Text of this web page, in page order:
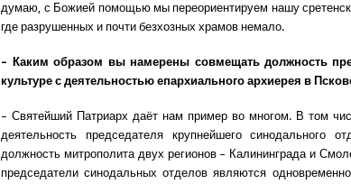
думаю, с Божией помощью мы переориентируем нашу
где разрушенных и почти безхозных храмов немало.
– Каким образом вы намерены совмещать должность
культуре с деятельностью епархиального архиерея в
– Святейший Патриарх даёт нам пример во многом. В том
деятельность председателя крупнейшего синодального
должность митрополита двух регионов – Калининграда и
председатели синодальных отделов являются